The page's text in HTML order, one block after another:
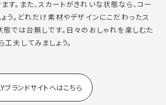
す。また、スカートがきれいな状態なら、コー
う。どれだけ素材やデザインにこだわったス
態では台無しです。日々のおしゃれを楽しむた
夫してみましょう。
ブランドサイトへはこちら